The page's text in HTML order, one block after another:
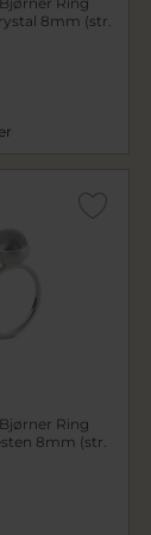
8mm (str.
Ring
8mm (str.